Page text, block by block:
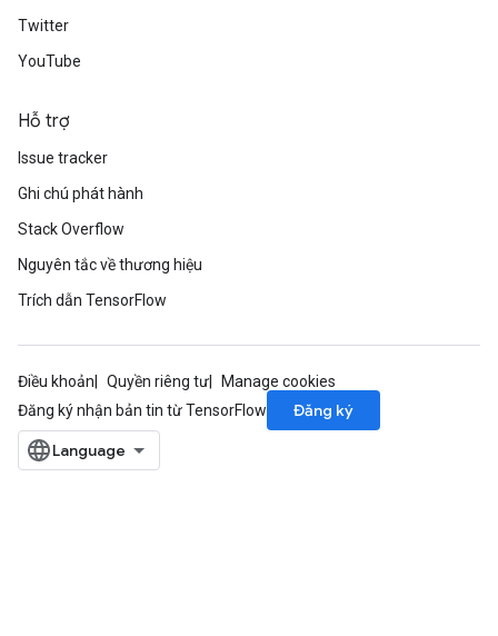
Twitter
YouTube
Hỗ trợ
Issue tracker
Ghi chú phát hành
Stack Overflow
Nguyên tắc về thương hiệu
Trích dẫn TensorFlow
Điều khoản Quyền riêng tư
Manage cookies
Đăng ký nhận bản tin từ TensorFlow
Đăng ký